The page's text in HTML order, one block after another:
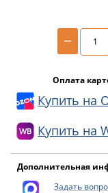
−
Оплата
Купить на
Купить на
Дополнительная
Задать